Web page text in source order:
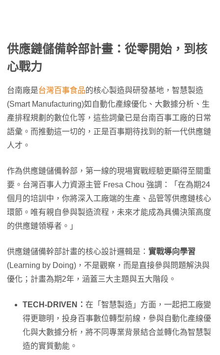
供應鏈儲備幹部計畫：從零開始，到核
心戰力
台南廠是台灣百事食品的核心製造與研發基地，智慧製造
(Smart Manufacturing)如自動化產線優化、大數據分析、生
產排程規劃的數位化等，這些詞彙已是台南百事工廠的日常
語彙。而推動這一切的，正是百事期待找到的新一代供應鏈
人才。
作為供應鏈儲備幹部，第一線的現場實戰經驗更顯得至關重
要。台灣百事人力資源主管 Fresa Chou 強調：「在為期24
個月的培訓中，你將深入工廠端的生產、品管等供應鏈核心
環節。唯有親自參與製造流程，未來才能成為具備決策高度
的供應鏈領導者。」
供應鏈儲備幹部計畫的核心設計邏輯是： 實戰導向學習
(Learning by Doing)，不是觀察，而是直接參與問題解決與
優化；計畫為期2年，涵蓋三大主題與五大階段。
TECH-DRIVEN ： 在「智慧製造」方面，一起把工廠變
得更聰明，投身百事數位轉型前線，參與自動化產線優
化與大數據分析，將不同專業背景結合並轉化為智慧製
造的實質動能。